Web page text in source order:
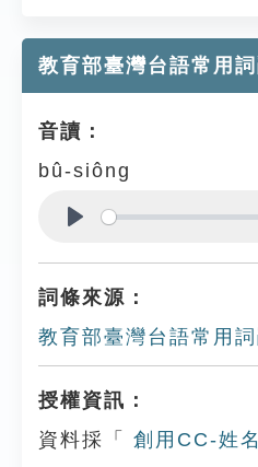
教育部臺灣台語常用
音讀：
bû-siông
詞條來源：
教育部臺灣台語常用
授權資訊：
資料採「
創用CC-姓